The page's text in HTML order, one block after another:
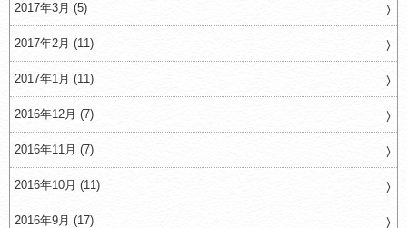
2017年3月 (5)
2017年2月 (11)
2017年1月 (11)
2016年12月 (7)
2016年11月 (7)
2016年10月 (11)
2016年9月 (17)